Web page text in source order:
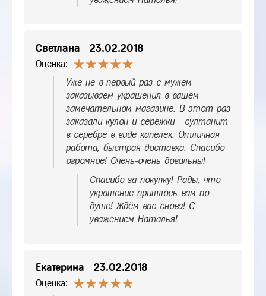
Светлана 23.02.2018
Оценка:
Уже не в первый раз с мужем
заказываем украшения в вашем
замечательном магазине. В этот раз
заказали кулон и сережки - султанит
в серебре в виде капелек. Отличная
работа, быстрая доставка. Спасибо
огромное! Очень-очень довольны!
Спасибо за покупку! Рады, что
украшение пришлось вам по
душе! Ждём вас снова! С
уважением Наталья!
Екатерина 23.02.2018
Оценка: